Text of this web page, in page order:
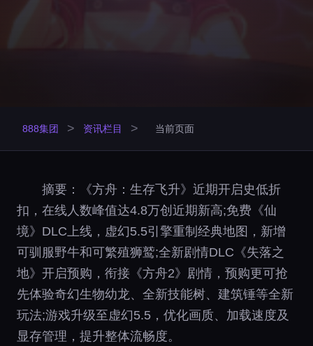
888集团 > 资讯栏目 > 当前页面
摘要：《方舟：生存飞升》近期开启史低折
扣，在线人数峰值达4.8万创近期新高;免费《仙
境》DLC上线，虚幻5.5引擎重制经典地图，新增
可驯服野牛和可繁殖狮鹫;全新剧情DLC《失落之
地》开启预购，衔接《方舟2》剧情，预购更可抢
先体验奇幻生物幼龙、全新技能树、建筑锤等全新
玩法;游戏升级至虚幻5.5，优化画质、加载速度及
显存管理，提升整体流畅度。